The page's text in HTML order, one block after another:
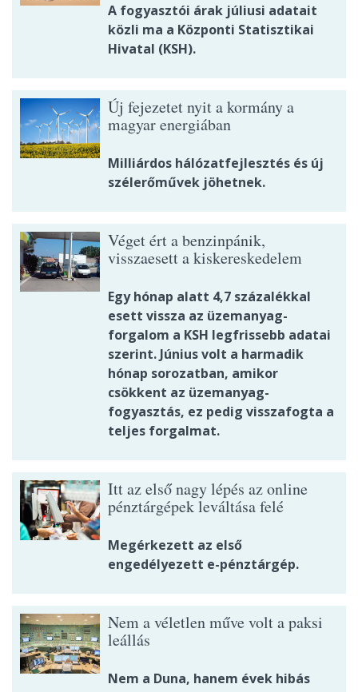
A fogyasztói árak júliusi adatait
közli ma a Központi Statisztikai
Hivatal (KSH).
Új fejezetet nyit a kormány a
magyar energiában
Milliárdos hálózatfejlesztés és új
szélerőművek jöhetnek.
Véget ért a benzinpánik,
visszaesett a kiskereskedelem
Egy hónap alatt 4,7 százalékkal
esett vissza az üzemanyag-
forgalom a KSH legfrissebb adatai
szerint. Június volt a harmadik
hónap sorozatban, amikor
csökkent az üzemanyag-
fogyasztás, ez pedig visszafogta a
teljes forgalmat.
Itt az első nagy lépés az online
pénztárgépek leváltása felé
Megérkezett az első
engedélyezett e-pénztárgép.
Nem a véletlen műve volt a paksi
leállás
Nem a Duna, hanem évek hibás